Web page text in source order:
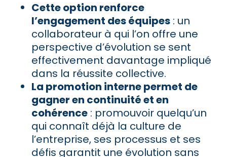
Cette option renforce
l’engagement des équipes : un
collaborateur à qui l’on offre une
perspective d’évolution se sent
effectivement davantage impliqué
dans la réussite collective.
La promotion interne permet de
gagner en continuité et en
cohérence : promouvoir quelqu’un
qui connaît déjà la culture de
l’entreprise, ses processus et ses
défis garantit une évolution sans